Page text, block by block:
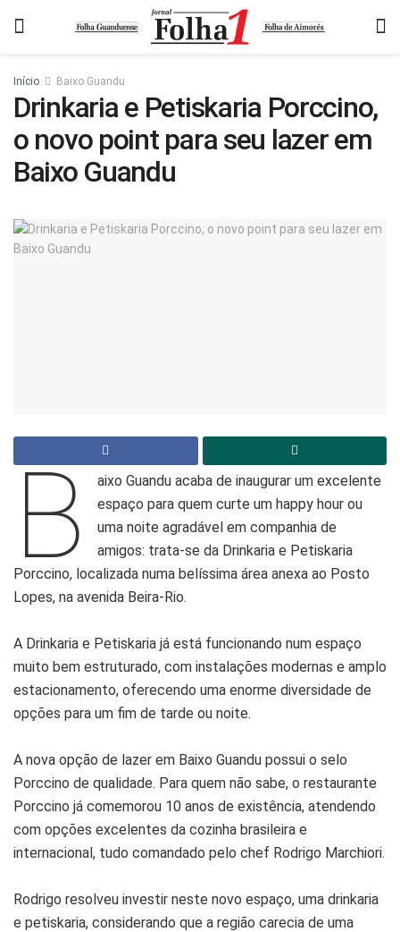
Início Baixo Guandu
Drinkaria e Petiskaria Porccino,
o novo point para seu lazer em
Baixo Guandu
B
aixo Guandu acaba de inaugurar um excelente
espaço para quem curte um happy hour ou
uma noite agradável em companhia de
amigos: trata-se da Drinkaria e Petiskaria
Porccino, localizada numa belíssima área anexa ao Posto
Lopes, na avenida Beira-Rio.
A Drinkaria e Petiskaria já está funcionando num espaço
muito bem estruturado, com instalações modernas e amplo
estacionamento, oferecendo uma enorme diversidade de
opções para um fim de tarde ou noite.
A nova opção de lazer em Baixo Guandu possui o selo
Porccino de qualidade. Para quem não sabe, o restaurante
Porccino já comemorou 10 anos de existência, atendendo
com opções excelentes da cozinha brasileira e
internacional, tudo comandado pelo chef Rodrigo Marchiori.
Rodrigo resolveu investir neste novo espaço, uma drinkaria
e petiskaria, considerando que a região carecia de uma